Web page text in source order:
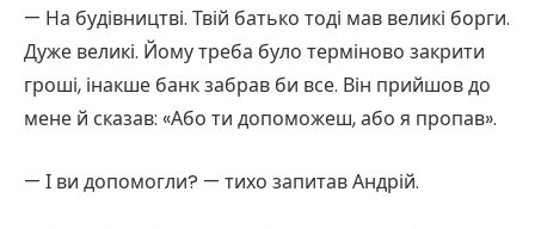
— На будівництві. Твій батько тоді мав великі борги.
Дуже великі. Йому треба було терміново закрити
гроші, інакше банк забрав би все. Він прийшов до
мене й сказав: «Або ти допоможеш, або я пропав».
— І ви допомогли? — тихо запитав Андрій.